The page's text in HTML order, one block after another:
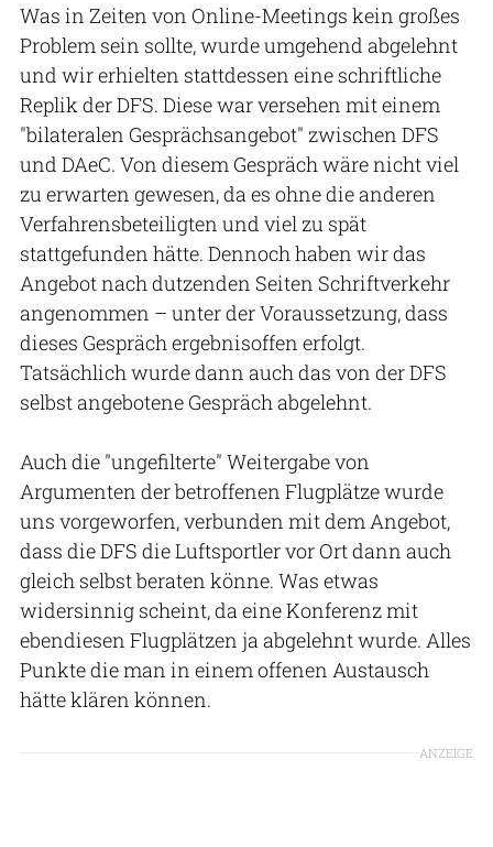
Was in Zeiten von Online-Meetings kein großes
Problem sein sollte, wurde umgehend abgelehnt
und wir erhielten stattdessen eine schriftliche
Replik der DFS. Diese war versehen mit einem
"bilateralen Gesprächsangebot" zwischen DFS
und DAeC. Von diesem Gespräch wäre nicht viel
zu erwarten gewesen, da es ohne die anderen
Verfahrensbeteiligten und viel zu spät
stattgefunden hätte. Dennoch haben wir das
Angebot nach dutzenden Seiten Schriftverkehr
angenommen – unter der Voraussetzung, dass
dieses Gespräch ergebnisoffen erfolgt.
Tatsächlich wurde dann auch das von der DFS
selbst angebotene Gespräch abgelehnt.
Auch die "ungefilterte" Weitergabe von
Argumenten der betroffenen Flugplätze wurde
uns vorgeworfen, verbunden mit dem Angebot,
dass die DFS die Luftsportler vor Ort dann auch
gleich selbst beraten könne. Was etwas
widersinnig scheint, da eine Konferenz mit
ebendiesen Flugplätzen ja abgelehnt wurde. Alles
Punkte die man in einem offenen Austausch
hätte klären können.
ANZEIGE